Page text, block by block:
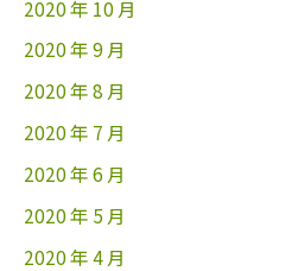
2020 年 10 月
2020 年 9 月
2020 年 8 月
2020 年 7 月
2020 年 6 月
2020 年 5 月
2020 年 4 月